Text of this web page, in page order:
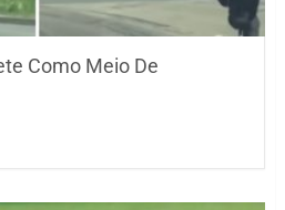
Como Meio De